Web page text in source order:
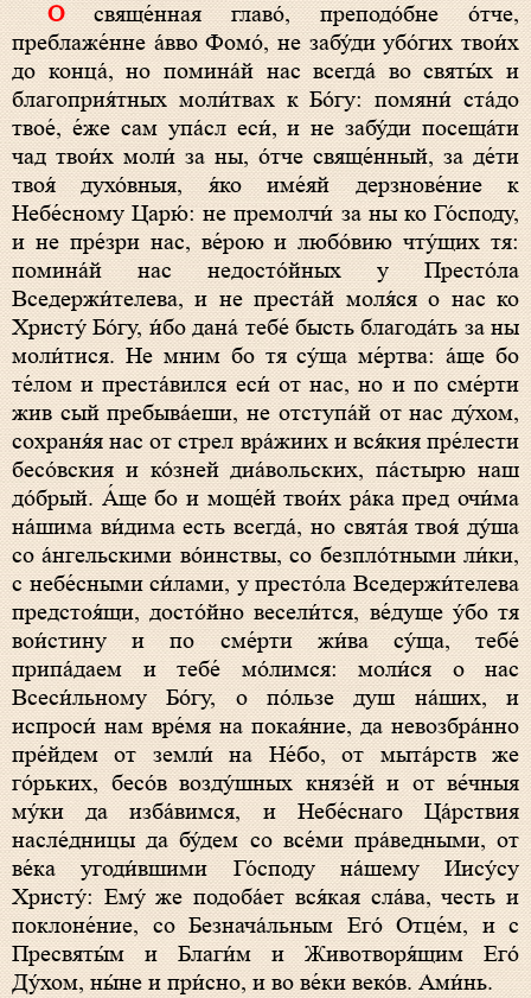
О свяще́нная главо́, преподо́бне о́тче,
преблаже́нне а́вво Фомо́, не забу́ди убо́гих твои́х
до конца́, но помина́й нас всегда́ во святы́х и
благоприя́тных моли́твах к Бо́гу: помяни́ ста́до
твое́, е́же сам упа́сл еси́, и не забу́ди посеща́ти
чад твои́х моли́ за ны, о́тче свяще́нный, за де́ти
твоя́ духо́вныя, я́ко име́яй дерзнове́ние к
Небе́сному Царю́: не премолчи́ за ны ко Го́споду,
и не пре́зри нас, ве́рою и любо́вию чту́щих тя:
помина́й нас недосто́йных у Престо́ла
Вседержи́телева, и не преста́й моля́ся о нас ко
Христу́ Бо́гу, и́бо дана́ тебе́ бысть благода́ть за ны
моли́тися. Не мним бо тя су́ща ме́ртва: а́ще бо
те́лом и преста́вился еси́ от нас, но и по сме́рти
жив сый пребыва́еши, не отступа́й от нас ду́хом,
сохраня́я нас от стрел вра́жиих и вся́кия пре́лести
бесо́вския и ко́зней диа́вольских, па́стырю наш
до́брый. А́ще бо и моще́й твои́х ра́ка пред очи́ма
на́шима ви́дима есть всегда́, но свята́я твоя́ ду́ша
со а́нгельскими во́инствы, со безпло́тными ли́ки,
с небе́сными си́лами, у престо́ла Вседержи́телева
предстоя́щи, досто́йно весели́тся, ве́дуще у́бо тя
вои́стину и по сме́рти жи́ва су́ща, тебе́
припа́даем и тебе́ мо́лимся: моли́ся о нас
Всеси́льному Бо́гу, о по́льзе душ на́ших, и
испроси́ нам вре́мя на покая́ние, да невозбра́нно
пре́йдем от земли́ на Не́бо, от мыта́рств же
го́рьких, бесо́в возду́шных князе́й и от ве́чныя
му́ки да изба́вимся, и Небе́снаго Ца́рствия
насле́дницы да бу́дем со все́ми пра́ведными, от
ве́ка угоди́вшими Го́споду на́шему Иису́су
Христу́: Ему́ же подоба́ет вся́кая сла́ва, честь и
поклоне́ние, со Безнача́льным Его́ Отце́м, и с
Пресвяты́м и Благи́м и Животворя́щим Его́
Ду́хом, ны́не и при́сно, и во ве́ки веко́в. Ами́нь.